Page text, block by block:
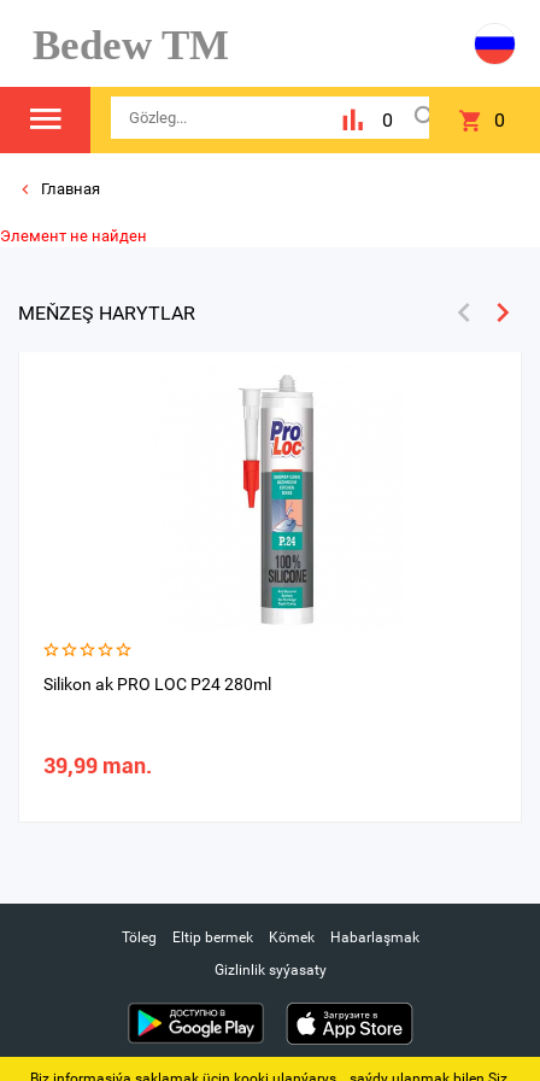
Bedew TM
0 0
Главная
Элемент не найден
MEŇZEŞ HARYTLAR
Silikon ak PRO LOC P24 280ml
39,99 man.
Töleg Eltip bermek Kömek
Habarlaşmak
Gizlinlik syýasaty